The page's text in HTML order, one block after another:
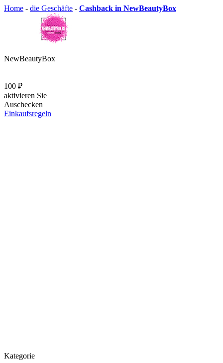
Home - die Geschäfte - Cashback in NewBeautyBox
NewBeautyBox
100 ₽
aktivieren Sie
Auschecken
Einkaufsregeln
Kategorie